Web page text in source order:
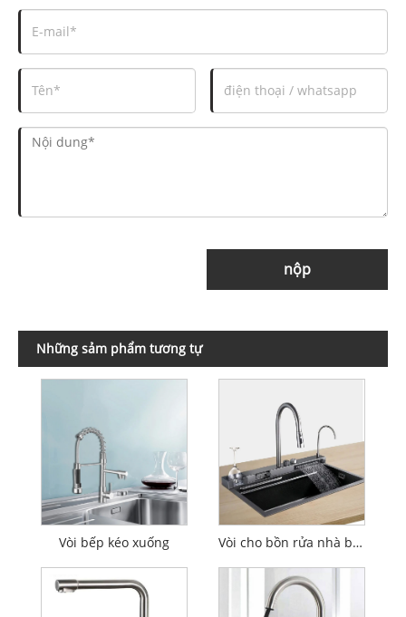
nộp
Những sảm phẩm tương tự
Vòi bếp kéo xuống Vòi cho bồn rửa nhà bếp